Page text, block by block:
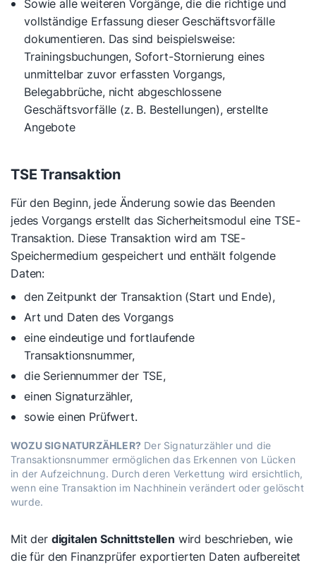
Sowie alle weiteren Vorgänge, die die richtige und
vollständige Erfassung dieser Geschäftsvorfälle
dokumentieren. Das sind beispielsweise:
Trainingsbuchungen, Sofort-Stornierung eines
unmittelbar zuvor erfassten Vorgangs,
Belegabbrüche, nicht abgeschlossene
Geschäftsvorfälle (z. B. Bestellungen), erstellte
Angebote
TSE Transaktion
Für den Beginn, jede Änderung sowie das Beenden
jedes Vorgangs erstellt das Sicherheitsmodul eine TSE-
Transaktion. Diese Transaktion wird am TSE-
Speichermedium gespeichert und enthält folgende
Daten:
den Zeitpunkt der Transaktion (Start und Ende),
Art und Daten des Vorgangs
eine eindeutige und fortlaufende
Transaktionsnummer,
die Seriennummer der TSE,
einen Signaturzähler,
sowie einen Prüfwert.
WOZU SIGNATURZÄHLER? Der Signaturzähler und die
Transaktionsnummer ermöglichen das Erkennen von Lücken
in der Aufzeichnung. Durch deren Verkettung wird ersichtlich,
wenn eine Transaktion im Nachhinein verändert oder gelöscht
wurde.
Mit der digitalen Schnittstellen wird beschrieben, wie
die für den Finanzprüfer exportierten Daten aufbereitet